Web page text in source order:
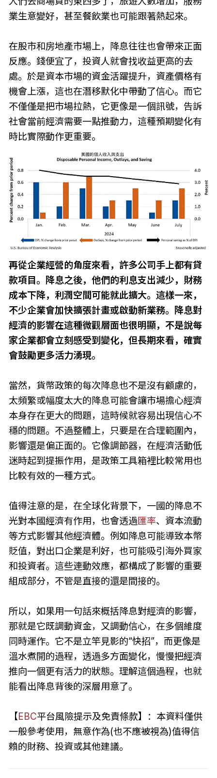
業生意變好，甚至餐飲業也可能跟著熱起來。
在股市和房地產市場上，降息往往也會帶來正面
反應。錢便宜了，投資人就會找收益更高的去
處。於是資本市場的資金活躍提升，資產價格有
機會上漲，這也在潛移默化中帶動了信心。而它
不僅僅是把市場拉熱，它更像是一個訊號，告訴
社會當前經濟需要一點推動力，這種預期變化有
時比實際動作更重要。
再從企業經營的角度來看，許多公司手上都有貸
款項目。降息之後，他們的利息支出減少，財務
成本下降，利潤空間可能就此擴大。這樣一來，
不少企業會加快擴張計畫或啟動新業務。降息對
經濟的影響在這種微觀層面也很明顯，不是說每
家企業都會立刻感受到變化，但長期來看，確實
會鼓勵更多活力湧現。
當然，貨幣政策的每次降息也不是沒有顧慮的，
太頻繁或幅度太大的降息可能會讓市場擔心經濟
本身存在更大的問題，這時候就容易出現信心不
穩的問題。不過整體上，只要是在合理範圍內，
影響還是偏正面的。它像調節器，在經濟活動低
迷時起到提振作用，是政策工具箱裡比較常用也
比較有效的一種方式。
值得注意的是，在全球化背景下，一國的降息不
光對本國經濟有作用，也會透過匯率、資本流動
等方式影響其他經濟體。例如降息可能導致本幣
貶值，對出口企業是利好，也可能吸引海外買家
和投資者。這些連動效應，都構成了影響的重要
組成部分，不管是直接的還是間接的。
所以，如果用一句話來概括降息對經濟的影響，
那就是它既調動資金，又調動信心，在多個維度
同時運作。它不是立竿見影的“快招”，而更像是
溫水煮開的過程，透過多方面變化，慢慢把經濟
推向一個更有活力的狀態。理解這個過程，也就
能看出降息背後的深層用意了。
【EBC平台風險提示及免責條款】：本資料僅供
一般參考使用，無意作為(也不應被視為)值得信
賴的財務、投資或其他建議。